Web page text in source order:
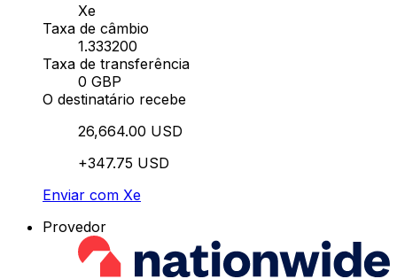
Xe
Taxa de câmbio
1.333200
Taxa de transferência
0 GBP
O destinatário recebe
26,664.00 USD
+347.75 USD
Enviar com Xe
Provedor